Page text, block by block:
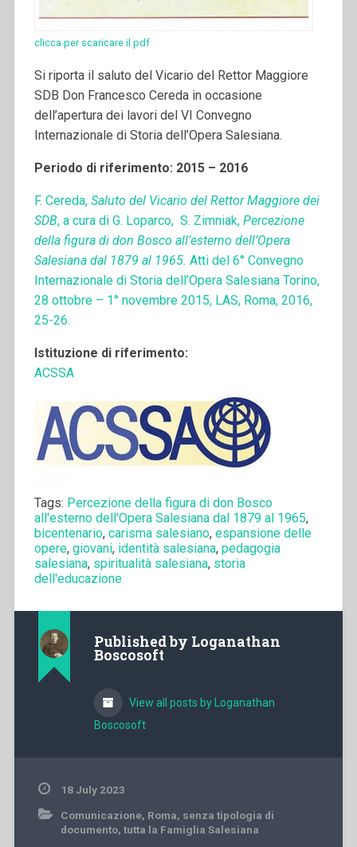
clicca per scaricare il pdf
Si riporta il saluto del Vicario del Rettor Maggiore
SDB Don Francesco Cereda in occasione
dell’apertura dei lavori del VI Convegno
Internazionale di Storia dell’Opera Salesiana.
Periodo di riferimento: 2015 – 2016
F. Cereda, Saluto del Vicario del Rettor Maggiore dei
SDB, a cura di G. Loparco, S. Zimniak, Percezione
della figura di don Bosco all’esterno dell’Opera
Salesiana dal 1879 al 1965. Atti del 6° Convegno
Internazionale di Storia dell’Opera Salesiana Torino,
28 ottobre – 1° novembre 2015, LAS, Roma, 2016,
25-26.
Istituzione di riferimento:
ACSSA
Tags: Percezione della figura di don Bosco
all'esterno dell'Opera Salesiana dal 1879 al 1965,
bicentenario, carisma salesiano, espansione delle
opere, giovani, identità salesiana, pedagogia
salesiana, spiritualità salesiana, storia
dell'educazione
Published by Loganathan
Boscosoft
View all posts by Loganathan
Boscosoft
18 July 2023
Comunicazione, Roma, senza tipologia di
documento, tutta la Famiglia Salesiana